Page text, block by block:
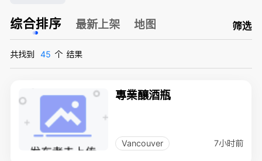
综合排序 最新上架 地图 筛选
共找到 45 个 结果
專業釀酒瓶
Vancouver 7小时前